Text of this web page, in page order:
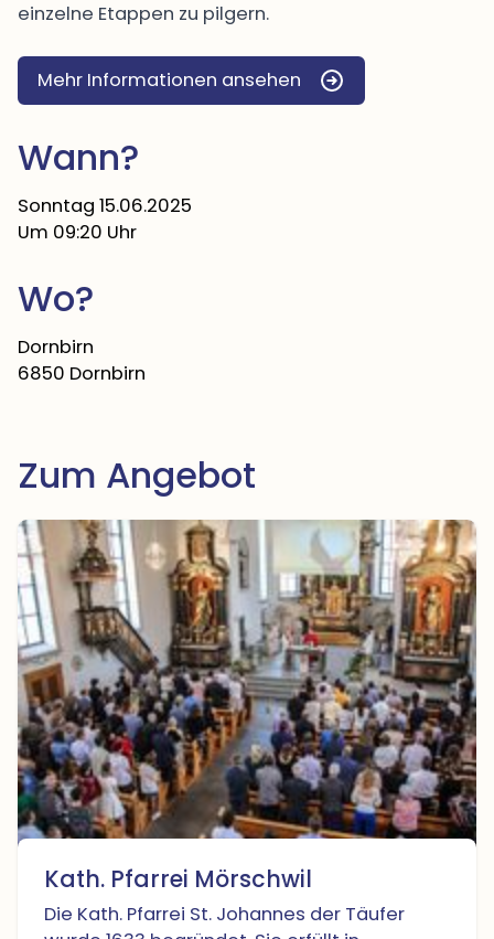
einzelne Etappen zu pilgern.
Mehr Informationen ansehen
Wann?
Sonntag 15.06.2025
Um 09:20 Uhr
Wo?
Dornbirn
6850 Dornbirn
Zum Angebot
Kath. Pfarrei Mörschwil
Die Kath. Pfarrei St. Johannes der Täufer